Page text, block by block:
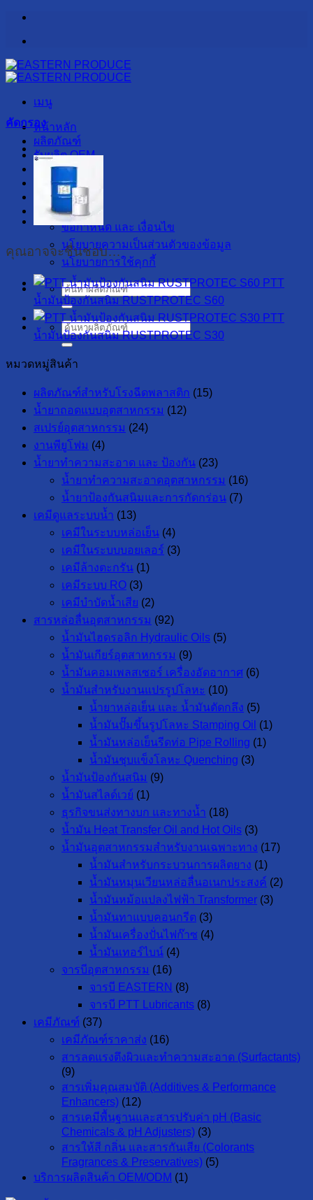
ข้าม
เนื้อหา
เมนู
หน้าหลัก
ผลิตภัณฑ์
รับผลิต OEM
เกี่ยวกับเรา
สาระน่ารู้
ลูกค้าของเรา
ติดต่อเรา
ข้อกำหนด และ เงื่อนไข
นโยบายความเป็นส่วนตัวของข้อมูล
นโยบายการใช้คุกกี้
ค้นหา:
ค้นหา:
คัดกรอง
คุณอาจจะชื่นชอบ…
PTT
น้ำมันป้องกันสนิม RUSTPROTEC S60
PTT
น้ำมันป้องกันสนิม RUSTPROTEC S30
หมวดหมู่สินค้า
ผลิตภัณฑ์สำหรับโรงฉีดพลาสติก (15)
น้ำยาถอดแบบอุตสาหกรรม (12)
สเปรย์อุตสาหกรรม (24)
งานพียูโฟม (4)
น้ำยาทำความสะอาด และ ป้องกัน (23)
น้ำยาทำความสะอาดอุตสาหกรรม (16)
น้ำยาป้องกันสนิมและการกัดกร่อน (7)
เคมีดูแลระบบน้ำ (13)
เคมีในระบบหล่อเย็น (4)
เคมีในระบบบอยเลอร์ (3)
เคมีล้างตะกรัน (1)
เคมีระบบ RO (3)
เคมีบำบัดน้ำเสีย (2)
สารหล่อลื่นอุตสาหกรรม (92)
น้ำมันไฮดรอลิก Hydraulic Oils (5)
น้ำมันเกียร์อุตสาหกรรม (9)
น้ำมันคอมเพลสเซอร์ เครื่องอัดอากาศ (6)
น้ำมันสำหรับงานแปรรูปโลหะ (10)
น้ำยาหล่อเย็น และ น้ำมันตัดกลึง (5)
น้ำมันปั๊มขึ้นรูปโลหะ Stamping Oil (1)
น้ำมันหล่อเย็นรีดท่อ Pipe Rolling (1)
น้ำมันชุบแข็งโลหะ Quenching (3)
น้ำมันป้องกันสนิม (9)
น้ำมันสไลด์เวย์ (1)
ธุรกิจขนส่งทางบก และทางน้ำ (18)
น้ำมัน Heat Transfer Oil and Hot Oils (3)
น้ำมันอุตสาหกรรมสำหรับงานเฉพาะทาง (17)
น้ำมันสำหรับกระบวนการผลิตยาง (1)
น้ำมันหมุนเวียนหล่อลื่นอเนกประสงค์ (2)
น้ำมันหม้อแปลงไฟฟ้า Transformer (3)
น้ำมันทาแบบคอนกรีต (3)
น้ำมันเครื่องปั่นไฟก๊าซ (4)
น้ำมันเทอร์ไบน์ (4)
จารบีอุตสาหกรรม (16)
จารบี EASTERN (8)
จารบี PTT Lubricants (8)
เคมีภัณฑ์ (37)
เคมีภัณฑ์ราคาส่ง (16)
สารลดแรงตึงผิวและทำความสะอาด (Surfactants)
(9)
สารเพิ่มคุณสมบัติ (Additives & Performance
Enhancers) (12)
สารเคมีพื้นฐานและสารปรับค่า pH (Basic
Chemicals & pH Adjusters) (3)
สารให้สี กลิ่น และสารกันเสีย (Colorants
Fragrances & Preservatives) (5)
บริการผลิตสินค้า OEM/ODM (1)